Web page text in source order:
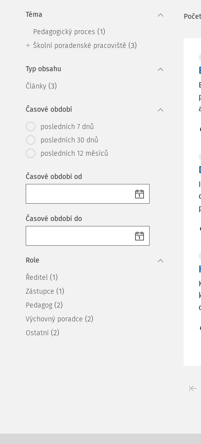
Téma
Pedagogický proces (1)
Školní poradenské pracoviště (3)
Typ obsahu
Články (3)
Časové období
posledních 7 dnů
posledních 30 dnů
posledních 12 měsíců
Časové období od
Časové období do
Role
Ředitel (1)
Zástupce (1)
Pedagog (2)
Výchovný poradce (2)
Ostatní (2)